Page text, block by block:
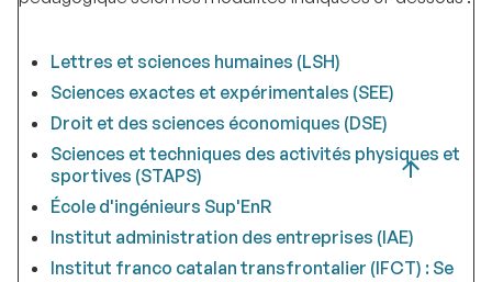
Lettres et sciences humaines (LSH)
Sciences exactes et expérimentales (SEE)
Droit et des sciences économiques (DSE)
Sciences et techniques des activités physiques et
sportives (STAPS)
École d'ingénieurs Sup'EnR
Institut administration des entreprises (IAE)
Institut franco catalan transfrontalier (IFCT) : Se